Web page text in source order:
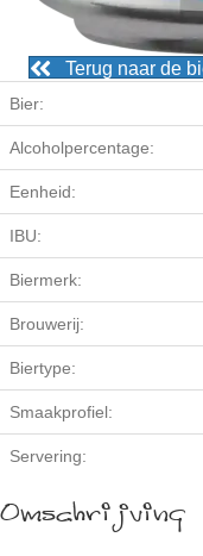
Terug naar de
Bier:
Alcoholpercentage:
Eenheid:
IBU:
Biermerk:
Brouwerij:
Biertype:
Smaakprofiel:
Servering:
Omschrijving